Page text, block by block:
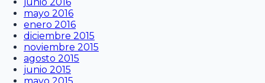
mayo 2016
enero 2016
diciembre 2015
noviembre 2015
agosto 2015
junio 2015